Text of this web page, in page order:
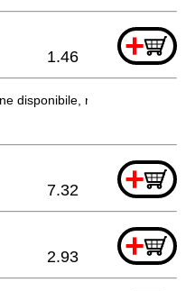
+
1.46
disponibile, non ordinabile
+
7.32
+
2.93